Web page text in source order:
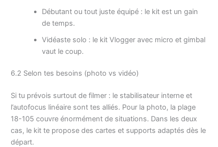
Débutant ou tout juste équipé : le kit est un gain
de temps.
Vidéaste solo : le kit Vlogger avec micro et gimbal
vaut le coup.
6.2 Selon tes besoins (photo vs vidéo)
Si tu prévois surtout de filmer : le stabilisateur interne et
l’autofocus linéaire sont tes alliés. Pour la photo, la plage
18-105 couvre énormément de situations. Dans les deux
cas, le kit te propose des cartes et supports adaptés dès le
départ.